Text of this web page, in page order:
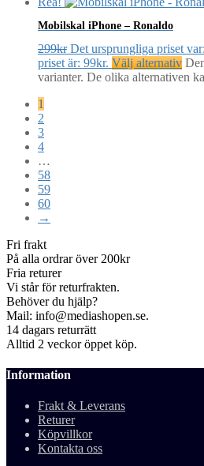
Mobilskal iPhone – Ronaldo
299kr Det ursprungliga priset
priset är: 99kr. Välj alternativ
varianter. De olika alternativen
1
2
3
4
…
58
59
60
→
Fri frakt
På alla ordrar över 200kr
Fria returer
Vi står för returfrakten.
Behöver du hjälp?
Mail: info@mediashopen.se.
14 dagars returrätt
Alltid 2 veckor öppet köp.
Information
Frakt & Leverans
Returer
Köpvillkor
Kontakta oss